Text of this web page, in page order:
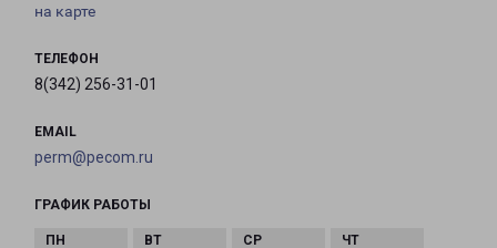
на карте
ТЕЛЕФОН
8(342) 256-31-01
EMAIL
perm@pecom.ru
ГРАФИК РАБОТЫ